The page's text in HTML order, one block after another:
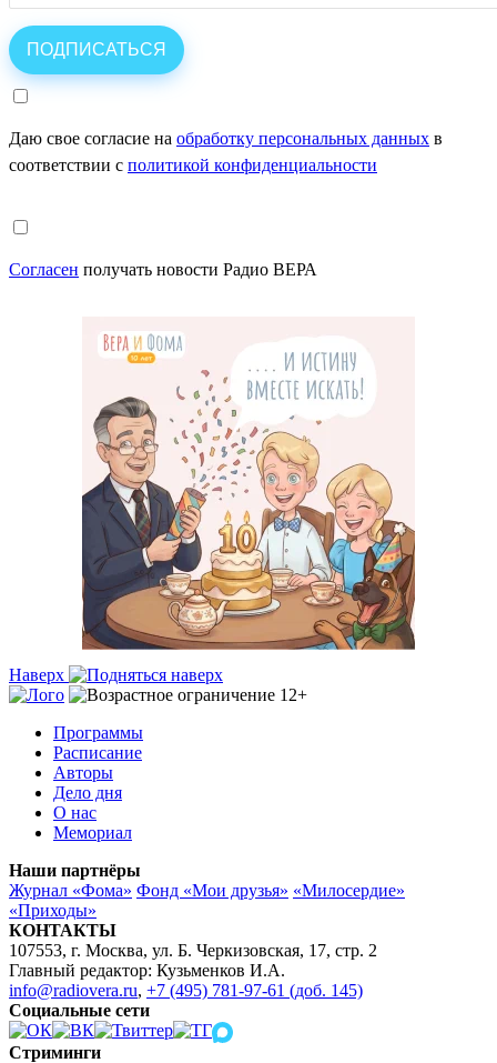
Даю свое согласие на обработку персональных данных в
соответствии с политикой конфиденциальности
Согласен получать новости Радио ВЕРА
Наверх
Программы
Расписание
Авторы
Дело дня
О нас
Мемориал
Наши партнёры
Журнал «Фома» Фонд «Мои друзья» «Милосердие»
«Приходы»
КОНТАКТЫ
107553, г. Москва, ул. Б. Черкизовская, 17, стр. 2
Главный редактор: Кузьменков И.А.
info@radiovera.ru, +7 (495) 781-97-61 (доб. 145)
Социальные сети
Стриминги